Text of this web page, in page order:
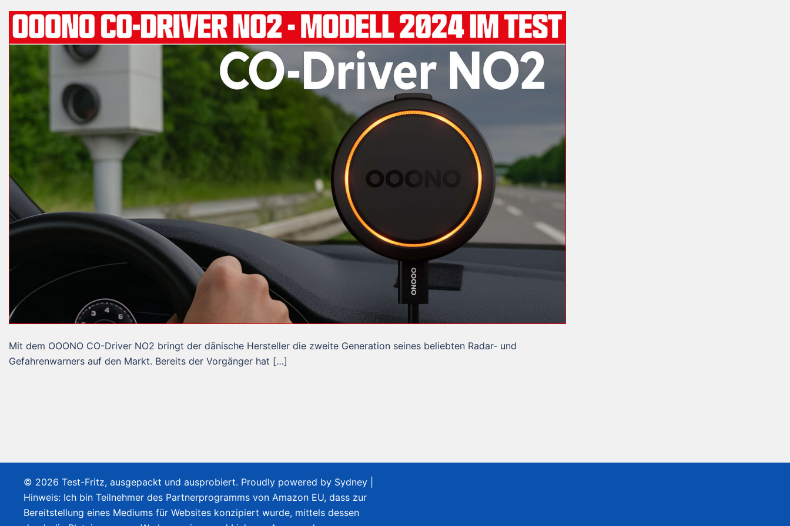
Mit dem OOONO CO-Driver NO2 bringt der dänische Hersteller die zweite Generation seines beliebten Radar- und
Gefahrenwarners auf den Markt. Bereits der Vorgänger hat […]
© 2026 Test-Fritz, ausgepackt und ausprobiert. Proudly powered by Sydney
Hinweis: Ich bin Teilnehmer des Partnerprogramms von Amazon EU, dass zur
Bereitstellung eines Mediums für Websites konzipiert wurde, mittels dessen